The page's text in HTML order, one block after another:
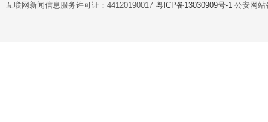
互联网新闻信息服务许可证：44120190017 粤ICP备13030909号-1 公安网站